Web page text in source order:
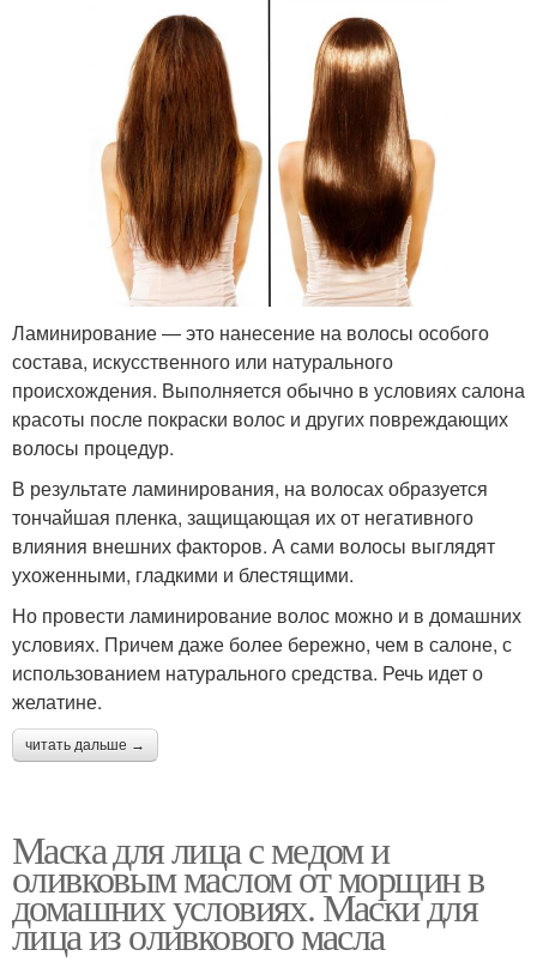
Ламинирование — это нанесение на волосы особого
состава, искусственного или натурального
происхождения. Выполняется обычно в условиях салона
красоты после покраски волос и других повреждающих
волосы процедур.
В результате ламинирования, на волосах образуется
тончайшая пленка, защищающая их от негативного
влияния внешних факторов. А сами волосы выглядят
ухоженными, гладкими и блестящими.
Но провести ламинирование волос можно и в домашних
условиях. Причем даже более бережно, чем в салоне, с
использованием натурального средства. Речь идет о
желатине.
читать дальше →
Маска для лица с медом и
оливковым маслом от морщин в
домашних условиях. Маски для
лица из оливкового масла